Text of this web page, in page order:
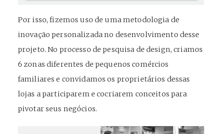
Por isso, fizemos uso de uma metodologia de
inovação personalizada no desenvolvimento desse
projeto. No processo de pesquisa de design, criamos
6 zonas diferentes de pequenos comércios
familiares e convidamos os proprietários dessas
lojas a participarem e cocriarem conceitos para
pivotar seus negócios.